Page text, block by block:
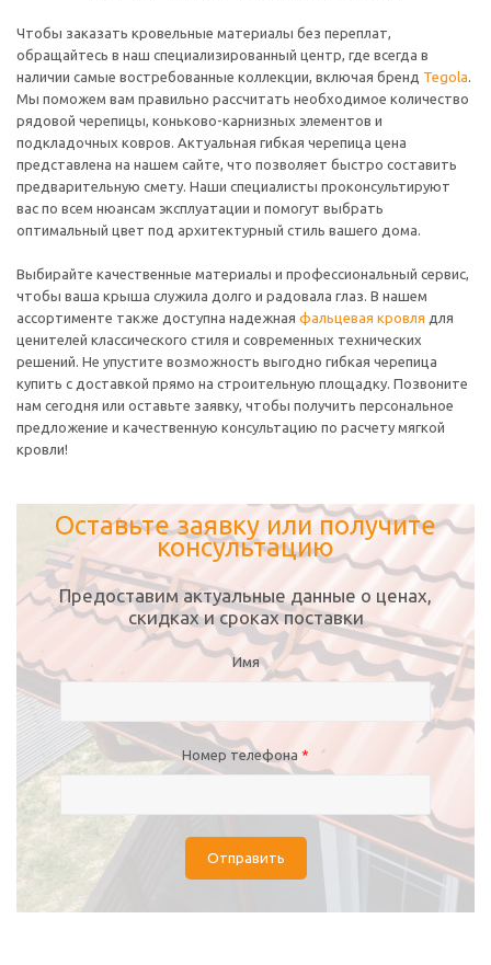
Чтобы заказать кровельные материалы без переплат,
обращайтесь в наш специализированный центр, где всегда в
наличии самые востребованные коллекции, включая бренд Tegola.
Мы поможем вам правильно рассчитать необходимое количество
рядовой черепицы, коньково-карнизных элементов и
подкладочных ковров. Актуальная гибкая черепица цена
представлена на нашем сайте, что позволяет быстро составить
предварительную смету. Наши специалисты проконсультируют
вас по всем нюансам эксплуатации и помогут выбрать
оптимальный цвет под архитектурный стиль вашего дома.
Выбирайте качественные материалы и профессиональный сервис,
чтобы ваша крыша служила долго и радовала глаз. В нашем
ассортименте также доступна надежная фальцевая кровля для
ценителей классического стиля и современных технических
решений. Не упустите возможность выгодно гибкая черепица
купить с доставкой прямо на строительную площадку. Позвоните
нам сегодня или оставьте заявку, чтобы получить персональное
предложение и качественную консультацию по расчету мягкой
кровли!
Оставьте заявку или получите
консультацию
Предоставим актуальные данные о ценах,
скидках и сроках поставки
Имя
Номер телефона *
Отправить